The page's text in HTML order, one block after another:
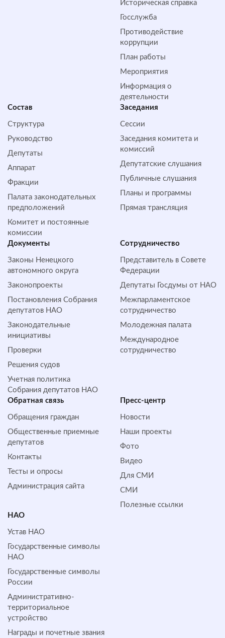
Историческая справка
Госслужба
Противодействие
коррупции
План работы
Мероприятия
Информация о
деятельности
Состав
Структура
Руководство
Депутаты
Аппарат
Фракции
Палата законодательных
предположений
Комитет и постоянные
комиссии
Заседания
Сессии
Заседания комитета и
комиссий
Депутатские слушания
Публичные слушания
Планы и программы
Прямая трансляция
Документы
Законы Ненецкого
автономного округа
Законопроекты
Постановления Собрания
депутатов НАО
Законодательные
инициативы
Проверки
Решения судов
Учетная политика
Собрания депутатов НАО
Сотрудничество
Представитель в Совете
Федерации
Депутаты Госдумы от НАО
Межпарламентское
сотрудничество
Молодежная палата
Международное
сотрудничество
Обратная cвязь
Обращения граждан
Общественные приемные
депутатов
Контакты
Тесты и опросы
Администрация сайта
Пресс-центр
Новости
Наши проекты
Фото
Видео
Для СМИ
СМИ
Полезные ссылки
НАО
Устав НАО
Государственные символы
НАО
Государственные символы
России
Административно-
территориальное
устройство
Награды и почетные звания